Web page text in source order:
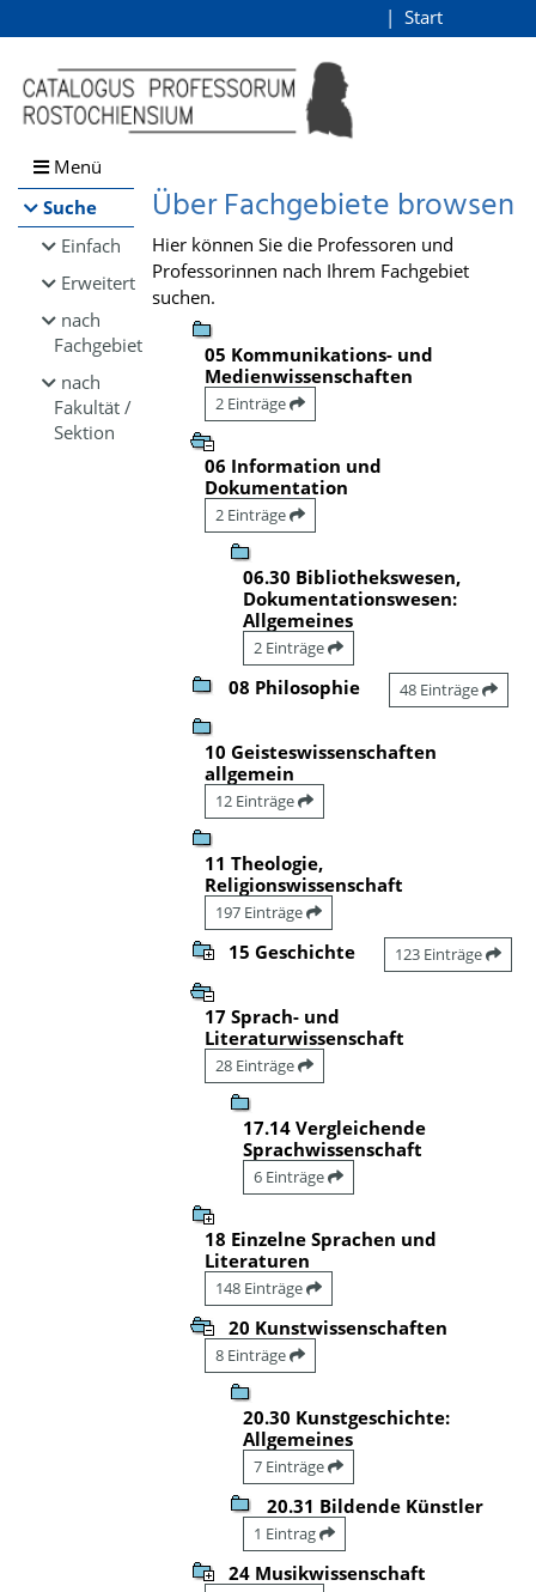
Browsen
direkt zum Inhalt
Start
Menü
Suche
Einfach
Erweitert
nach
Fachgebiet
nach
Fakultät /
Sektion
Über Fachgebiete browsen
Hier können Sie die Professoren und
Professorinnen nach Ihrem Fachgebiet
suchen.
05 Kommunikations- und
Medienwissenschaften
2 Einträge
06 Information und
Dokumentation
2 Einträge
06.30 Bibliothekswesen,
Dokumentationswesen:
Allgemeines
2 Einträge
08 Philosophie 48 Einträge
10 Geisteswissenschaften
allgemein
12 Einträge
11 Theologie,
Religionswissenschaft
197 Einträge
15 Geschichte 123 Einträge
17 Sprach- und
Literaturwissenschaft
28 Einträge
17.14 Vergleichende
Sprachwissenschaft
6 Einträge
18 Einzelne Sprachen und
Literaturen
148 Einträge
20 Kunstwissenschaften
8 Einträge
20.30 Kunstgeschichte:
Allgemeines
7 Einträge
20.31 Bildende Künstler
1 Eintrag
24 Musikwissenschaft